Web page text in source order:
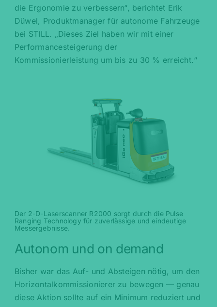
die Ergonomie zu verbessern“, berichtet Erik
Düwel, Produktmanager für autonome Fahrzeuge
bei STILL. „Dieses Ziel haben wir mit einer
Performancesteigerung der
Kommissionierleistung um bis zu 30 % erreicht.“
Der 2-D-Laserscanner R2000 sorgt durch die Pulse
Ranging Technology für zuverlässige und eindeutige
Messergebnisse.
Autonom und on demand
Bisher war das Auf- und Absteigen nötig, um den
Horizontalkommissionierer zu bewegen — genau
diese Aktion sollte auf ein Minimum reduziert und